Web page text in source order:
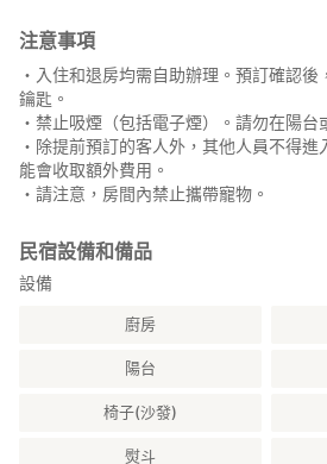
注意事項
・入住和退房均需自助辦理。預訂確認
鑰匙。
・禁止吸煙（包括電子煙）。請勿在陽台
・除提前預訂的客人外，其他人員不得
能會收取額外費用。
・請注意，房間內禁止攜帶寵物。
民宿設備和備品
設備
廚房
陽台
椅子(沙發)
熨斗